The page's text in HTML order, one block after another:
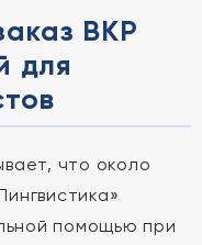
ВКР
для
что около
помощью при